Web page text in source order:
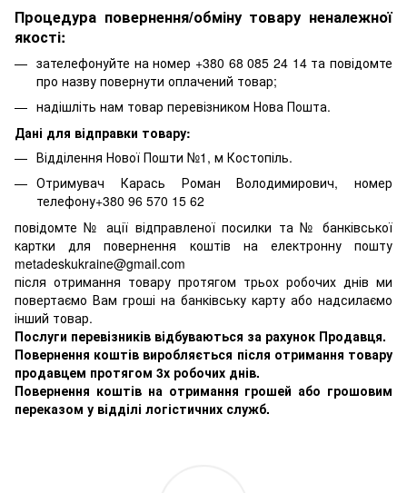
Процедура повернення/обміну товару неналежної
якості:
зателефонуйте на номер +380 68 085 24 14 та повідомте
про назву повернути оплачений товар;
надішліть нам товар перевізником Нова Пошта.
Дані для відправки товару:
Відділення Нової Пошти №1, м Костопіль.
Отримувач Карась Роман Володимирович, номер
телефону+380 96 570 15 62
повідомте № ації відправленої посилки та № банківської
картки для повернення коштів на електронну пошту
metadeskukraine@gmail.com
після отримання товару протягом трьох робочих днів ми
повертаємо Вам гроші на банківську карту або надсилаємо
інший товар.
Послуги перевізників відбуваються за рахунок Продавця.
Повернення коштів виробляється після отримання товару
продавцем протягом 3х робочих днів.
Повернення коштів на отримання грошей або грошовим
переказом у відділі логістичних служб.